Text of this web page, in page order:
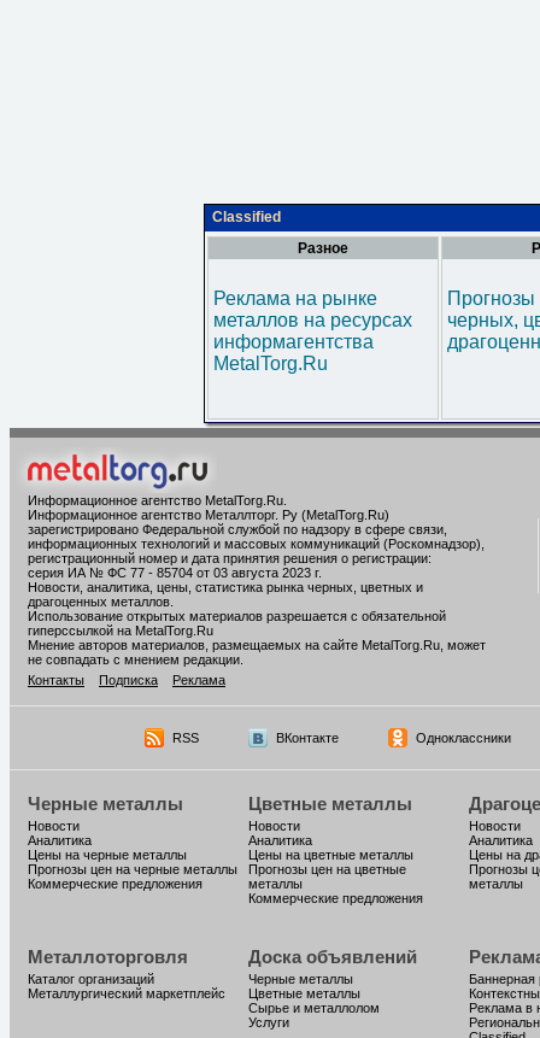
Classified
Разное
Реклама на рынке
металлов на ресурсах
информагентства
MetalTorg.Ru
черных,
Информационное агентство MetalTorg.Ru
Информационное агентство Металлторг. Ру (MetalTorg.Ru)
зарегистрировано Федеральной службой по надзору в сфере связи,
информационных технологий и массовых коммуникаций (Роскомнадзор),
регистрационный номер и дата принятия решения о регистрации:
серия ИА № ФС 77 - 85704 от 03 августа 2023 г.
Новости, аналитика, цены, статистика рынка черных, цветных и
драгоценных металлов.
Использование открытых материалов разрешается с обязательной
гиперссылкой на MetalTorg.Ru
Мнение авторов материалов, размещаемых на сайте MetalTorg.Ru, может
не совпадать с мнением редакции.
Контакты
Подписка Реклама
RSS ВКонтакте Одноклассники
Черные металлы
Новости
Аналитика
Цены на черные металлы
Прогнозы цен на черные металлы
Коммерческие предложения
Цветные металлы
Новости
Аналитика
Цены на цветные металлы
Прогнозы цен на цветные
металлы
Коммерческие предложения
Новости
Аналитика
Цены на
Прогнозы
металлы
Металлоторговля
Каталог организаций
Металлургический маркетплейс
Доска объявлений
Черные металлы
Цветные металлы
Сырье и металлолом
Услуги
Баннерная
Реклама в